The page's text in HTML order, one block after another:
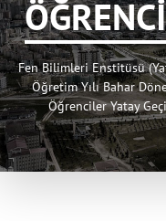
Fen Bilimleri Enstitüsü
Öğretim Yılı Bahar
Öğrenciler Yatay